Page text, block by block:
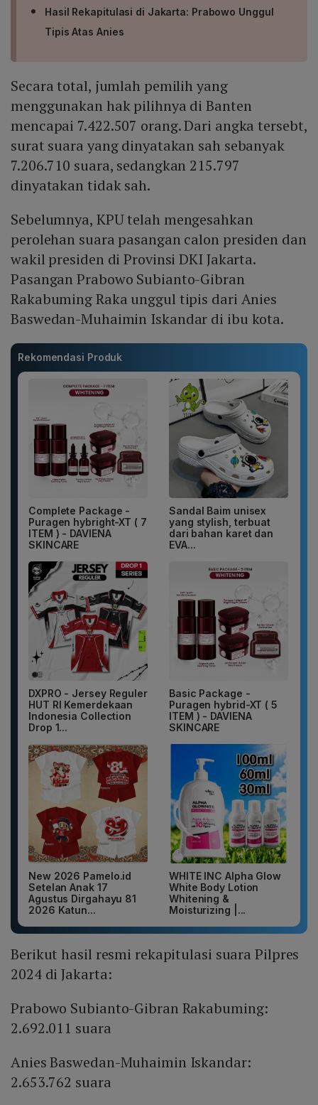
Hasil Rekapitulasi di Jakarta: Prabowo Unggul
Tipis Atas Anies
Secara total, jumlah pemilih yang
menggunakan hak pilihnya di Banten
mencapai 7.422.507 orang. Dari angka tersebt,
surat suara yang dinyatakan sah sebanyak
7.206.710 suara, sedangkan 215.797
dinyatakan tidak sah.
Sebelumnya, KPU telah mengesahkan
perolehan suara pasangan calon presiden dan
wakil presiden di Provinsi DKI Jakarta.
Pasangan Prabowo Subianto-Gibran
Rakabuming Raka unggul tipis dari Anies
Baswedan-Muhaimin Iskandar di ibu kota.
Rekomendasi Produk
Complete Package -
Puragen hybright-XT ( 7
ITEM ) - DAVIENA
SKINCARE
Sandal Baim unisex
yang stylish, terbuat
dari bahan karet dan
EVA...
DXPRO - Jersey Reguler
HUT RI Kemerdekaan
Indonesia Collection
Drop 1...
Basic Package -
Puragen hybrid-XT ( 5
ITEM ) - DAVIENA
SKINCARE
New 2026 Pamelo.id
Setelan Anak 17
Agustus Dirgahayu 81
2026 Katun...
WHITE INC Alpha Glow
White Body Lotion
Whitening &
Moisturizing |...
Berikut hasil resmi rekapitulasi suara Pilpres
2024 di Jakarta:
Prabowo Subianto-Gibran Rakabuming:
2.692.011 suara
Anies Baswedan-Muhaimin Iskandar:
2.653.762 suara